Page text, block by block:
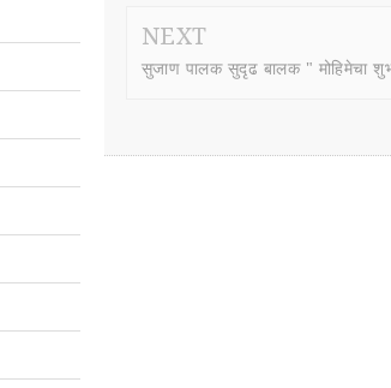
NEXT
सुजाण पालक सुदृढ बालक " मोहिमेचा